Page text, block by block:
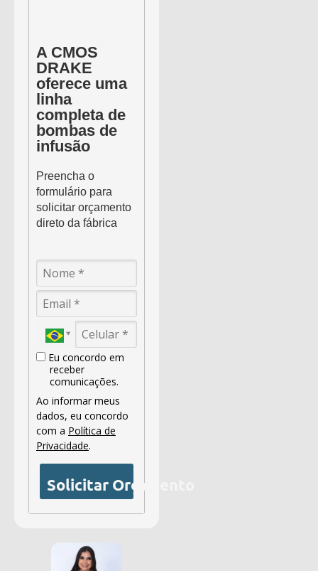
A CMOS
DRAKE
oferece uma
linha
completa de
bombas de
infusão
Preencha o
formulário para
solicitar orçamento
direto da fábrica
Eu concordo em
receber
comunicações.
Ao informar meus
dados, eu concordo
com a Política de
Privacidade.
Solicitar Orçamento